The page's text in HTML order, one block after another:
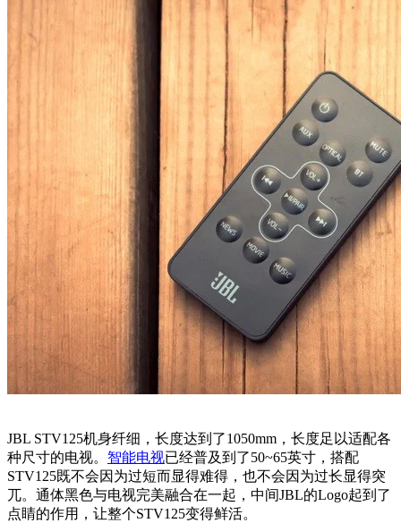
JBL STV125机身纤细，长度达到了1050mm，长度足以适配各
种尺寸的电视。 智能电视已经普及到了50~65英寸，搭配
STV125既不会因为过短而显得难得，也不会因为过长显得突
兀。通体黑色与电视完美融合在一起，中间JBL的Logo起到了
点睛的作用，让整个STV125变得鲜活。